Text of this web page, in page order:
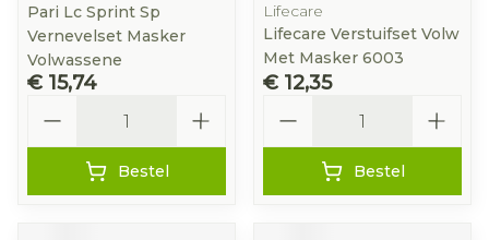
Pari Lc Sprint Sp
Vernevelset Masker
Volwassene
€ 15,74
Bestel
Lifecare
Lifecare Verstuifset Volw
Met Masker 6003
€ 12,35
Bestel